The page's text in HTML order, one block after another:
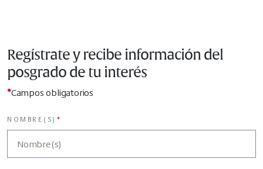
Regístrate y recibe información del
posgrado de tu interés
*Campos obligatorios
NOMBRE(S) *